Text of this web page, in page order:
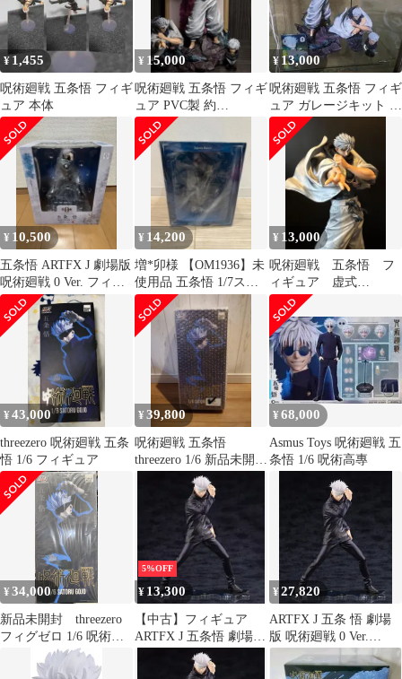
¥ 1,455
呪術廻戦 五条悟 フィギ
ュア 本体
¥ 15,000
呪術廻戦 五条悟 フィギ
ュア PVC製 約
34cm（交換用パーツ付
き）実物写真
¥ 13,000
呪術廻戦 五条悟 フィギ
ュア ガレージキット セ
ット
¥ 10,500
五条悟 ARTFX J 劇場版
呪術廻戦 0 Ver. フィギ
ュア
¥ 14,200
増*卯様 【OM1936】未
使用品 五条悟 1/7スケ
ールフィギュア 呪術廻
戦
¥ 13,000
呪術廻戦 五条悟 フ
ィギュア 虚式
「茈」 特大フィギュ
ア 頭部＆胴体交換パ
ーツ有
¥43,000
threezero 呪術廻戦 五条
悟 1/6 フィギュア
¥39,800
呪術廻戦 五条悟
threezero 1/6 新品未開封
¥68,000
Asmus Toys 呪術廻戦 五
条悟 1/6 呪術高專
¥34,000
新品未開封 threezero
フィグゼロ 1/6 呪術廻
戦 五条悟
5%OFF
¥ 13,300
【中古】フィギュア
ARTFX J 五条悟 劇場版
呪術廻戦 0 Ver. 「劇場
版 呪術廻戦 0」 1/8
¥27,820
ARTFX J 五条 悟 劇場
版 呪術廻戦 0 Ver.
【TOHO animation
STORE限定品】